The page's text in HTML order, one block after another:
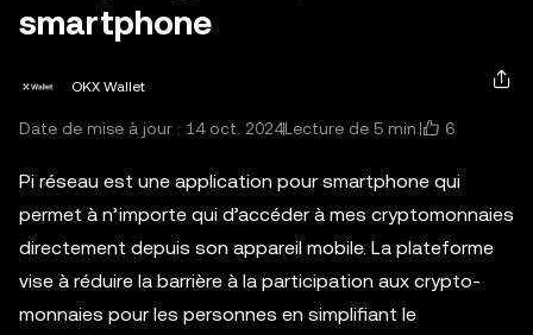
smartphone
OKX Wallet
Date de mise à jour : 14 oct. 2024Lecture de 5 min. 6
Pi réseau est une application pour smartphone qui
permet à n’importe qui d’accéder à mes cryptomonnaies
directement depuis son appareil mobile. La plateforme
vise à réduire la barrière à la participation aux crypto-
monnaies pour les personnes en simplifiant le